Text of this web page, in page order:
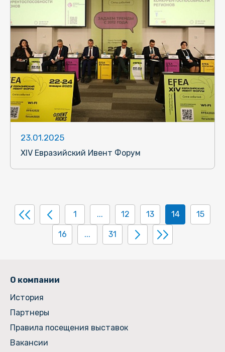
23.01.2025
XIV Евразийский Ивент Форум
1 ... 12 13 14 15
16 ... 31
О компании
История
Партнеры
Правила посещения выставок
Вакансии